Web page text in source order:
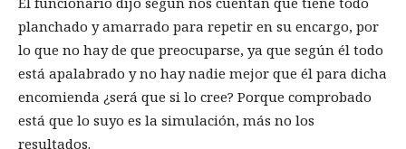
planchado y amarrado para repetir en su encargo, por
lo que no hay de que preocuparse, ya que según él todo
está apalabrado y no hay nadie mejor que él para dicha
encomienda ¿será que si lo cree? Porque comprobado
está que lo suyo es la simulación, más no los
resultados.